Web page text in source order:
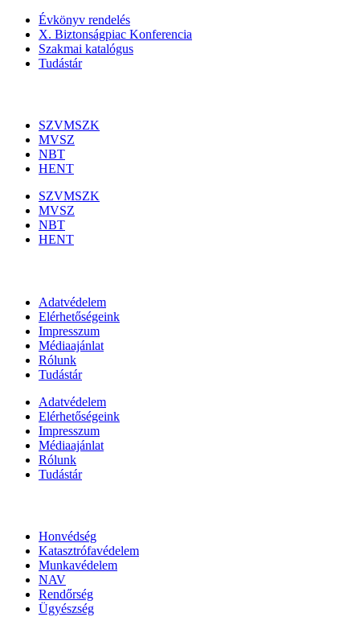
Évkönyv rendelés
X. Biztonságpiac Konferencia
Szakmai katalógus
Tudástár
SZVMSZK
MVSZ
NBT
HENT
SZVMSZK
MVSZ
NBT
HENT
Adatvédelem
Elérhetőségeink
Impresszum
Médiaajánlat
Rólunk
Tudástár
Adatvédelem
Elérhetőségeink
Impresszum
Médiaajánlat
Rólunk
Tudástár
Honvédség
Katasztrófavédelem
Munkavédelem
NAV
Rendőrség
Ügyészség